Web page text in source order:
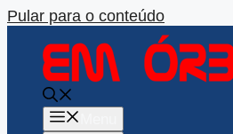
Pular para o conteúdo